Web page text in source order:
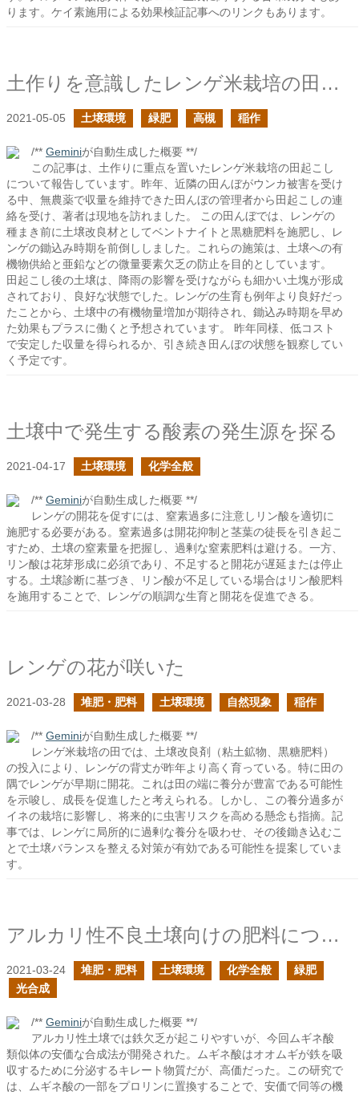
ります。ケイ素施用による効果検証記事へのリンクもあります。
土作りを意識したレンゲ米栽培の田の田起こし
2021-05-05 土壌環境 緑肥 高槻 稲作
/** Geminiが自動生成した概要 **/
この記事は、土作りに重点を置いたレンゲ米栽培の田起こし
について報告しています。昨年、近隣の田んぼがウンカ被害を受け
る中、無農薬で収量を維持できた田んぼの管理者から田起こしの連
絡を受け、著者は現地を訪れました。 この田んぼでは、レンゲの
種まき前に土壌改良材としてベントナイトと黒糖肥料を施肥し、レ
ンゲの鋤込み時期を前倒ししました。これらの施策は、土壌への有
機物供給と亜鉛などの微量要素欠乏の防止を目的としています。
田起こし後の土壌は、降雨の影響を受けながらも細かい土塊が形成
されており、良好な状態でした。レンゲの生育も例年より良好だっ
たことから、土壌中の有機物量増加が期待され、鋤込み時期を早め
た効果もプラスに働くと予想されています。 昨年同様、低コスト
で安定した収量を得られるか、引き続き田んぼの状態を観察してい
く予定です。
土壌中で発生する酸素の発生源を探る
2021-04-17 土壌環境 化学全般
/** Geminiが自動生成した概要 **/
レンゲの開花を促すには、窒素過多に注意しリン酸を適切に
施肥する必要がある。窒素過多は開花抑制と茎葉の徒長を引き起こ
すため、土壌の窒素量を把握し、過剰な窒素肥料は避ける。一方、
リン酸は花芽形成に必須であり、不足すると開花が遅延または停止
する。土壌診断に基づき、リン酸が不足している場合はリン酸肥料
を施用することで、レンゲの順調な生育と開花を促進できる。
レンゲの花が咲いた
2021-03-28 堆肥・肥料 土壌環境 自然現象 稲作
/** Geminiが自動生成した概要 **/
レンゲ米栽培の田では、土壌改良剤（粘土鉱物、黒糖肥料）
の投入により、レンゲの背丈が昨年より高く育っている。特に田の
隅でレンゲが早期に開花。これは田の端に養分が豊富である可能性
を示唆し、成長を促進したと考えられる。しかし、この養分過多が
イネの栽培に影響し、将来的に虫害リスクを高める懸念も指摘。記
事では、レンゲに局所的に過剰な養分を吸わせ、その後鋤き込むこ
とで土壌バランスを整える対策が有効である可能性を提案していま
す。
アルカリ性不良土壌向けの肥料について調べてみた
2021-03-24 堆肥・肥料 土壌環境 化学全般
緑肥
光合成
/** Geminiが自動生成した概要 **/
アルカリ性土壌では鉄欠乏が起こりやすいが、今回ムギネ酸
類似体の安価な合成法が開発された。ムギネ酸はオオムギが鉄を吸
収するために分泌するキレート物質だが、高価だった。この研究で
は、ムギネ酸の一部をプロリンに置換することで、安価で同等の機